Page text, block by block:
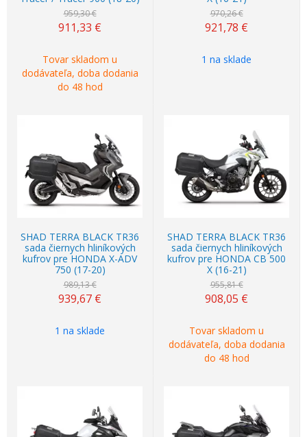
959,30 €
911,33 €
Tovar skladom u
dodávateľa, doba dodania
do 48 hod
970,26 €
921,78 €
1 na sklade
SHAD TERRA BLACK TR36
sada čiernych hliníkových
kufrov pre HONDA X-ADV
750 (17-20)
989,13 €
939,67 €
1 na sklade
SHAD TERRA BLACK TR36
sada čiernych hliníkových
kufrov pre HONDA CB 500
X (16-21)
955,81 €
908,05 €
Tovar skladom u
dodávateľa, doba dodania
do 48 hod